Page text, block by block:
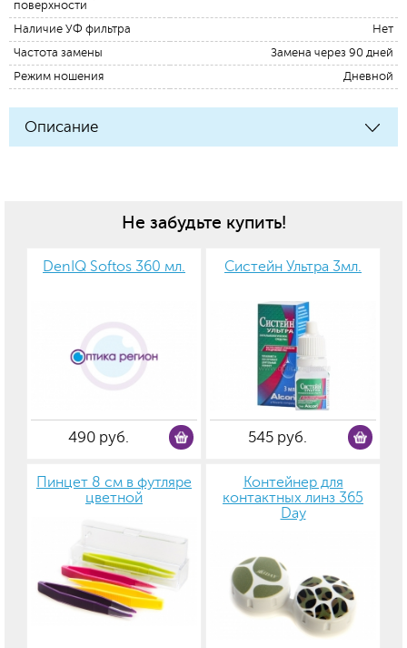
поверхности
Наличие УФ фильтра
Нет
Частота замены
Замена через 90 дней
Режим ношения
Дневной
Описание
Не забудьте купить!
DenIQ Softos 360 мл.
490 руб.
Систейн Ультра 3мл.
545 руб.
Пинцет 8 см в футляре
цветной
Контейнер для
контактных линз 365
Day